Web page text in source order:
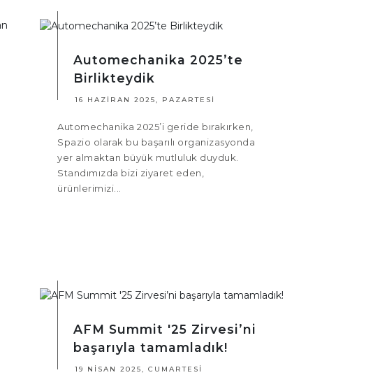
Automechanika 2025’te
Birlikteydik
16 HAZIRAN 2025, PAZARTESI
Automechanika 2025’i geride bırakırken,
Spazio olarak bu başarılı organizasyonda
yer almaktan büyük mutluluk duyduk.
Standımızda bizi ziyaret eden,
ürünlerimizi...
AFM Summit '25 Zirvesi’ni
başarıyla tamamladık!
19 NISAN 2025, CUMARTESI